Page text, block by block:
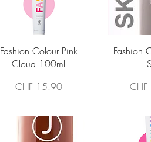
Schnellansicht
Fashion Colour Pink
Cloud 100ml
Preis
CHF 15.90
Fashion
Preis